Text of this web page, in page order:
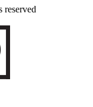
reserved